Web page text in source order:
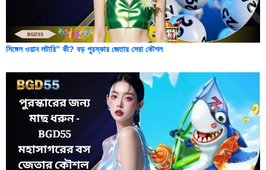
সিঙ্গেল ওয়ান লটারি” কী? বড় পুরস্কার জেতার সেরা কৌশল